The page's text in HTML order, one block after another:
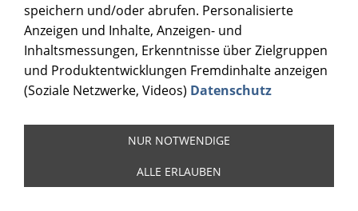
speichern und/oder abrufen. Personalisierte
Anzeigen und Inhalte, Anzeigen- und
Inhaltsmessungen, Erkenntnisse über Zielgruppen
und Produktentwicklungen Fremdinhalte anzeigen
(Soziale Netzwerke, Videos) Datenschutz
NUR NOTWENDIGE
ALLE ERLAUBEN